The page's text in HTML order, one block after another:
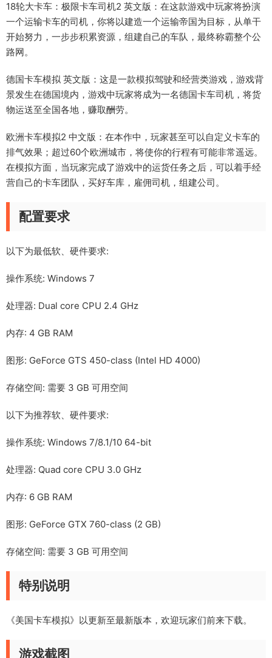
18轮大卡车：极限卡车司机2 英文版 ：在这款游戏中玩家将扮演
一个运输卡车的司机，你将以建造一个运输帝国为目标，从单干
开始努力，一步步积累资源，组建自己的车队，最终称霸整个公
路网。
德国卡车模拟 英文版 ：这是一款模拟驾驶和经营类游戏，游戏背
景发生在德国境内，游戏中玩家将成为一名德国卡车司机，将货
物运送至全国各地，赚取酬劳。
欧洲卡车模拟2 中文版 ：在本作中，玩家甚至可以自定义卡车的
排气效果；超过60个欧洲城市，将使你的行程有可能非常遥远。
在模拟方面，当玩家完成了游戏中的运货任务之后，可以着手经
营自己的卡车团队，买好车库，雇佣司机，组建公司。
配置要求
以下为最低软、硬件要求:
操作系统: Windows 7
处理器: Dual core CPU 2.4 GHz
内存: 4 GB RAM
图形: GeForce GTS 450-class (Intel HD 4000)
存储空间: 需要 3 GB 可用空间
以下为推荐软、硬件要求:
操作系统: Windows 7/8.1/10 64-bit
处理器: Quad core CPU 3.0 GHz
内存: 6 GB RAM
图形: GeForce GTX 760-class (2 GB)
存储空间: 需要 3 GB 可用空间
特别说明
《美国卡车模拟》以更新至最新版本，欢迎玩家们前来下载。
游戏截图